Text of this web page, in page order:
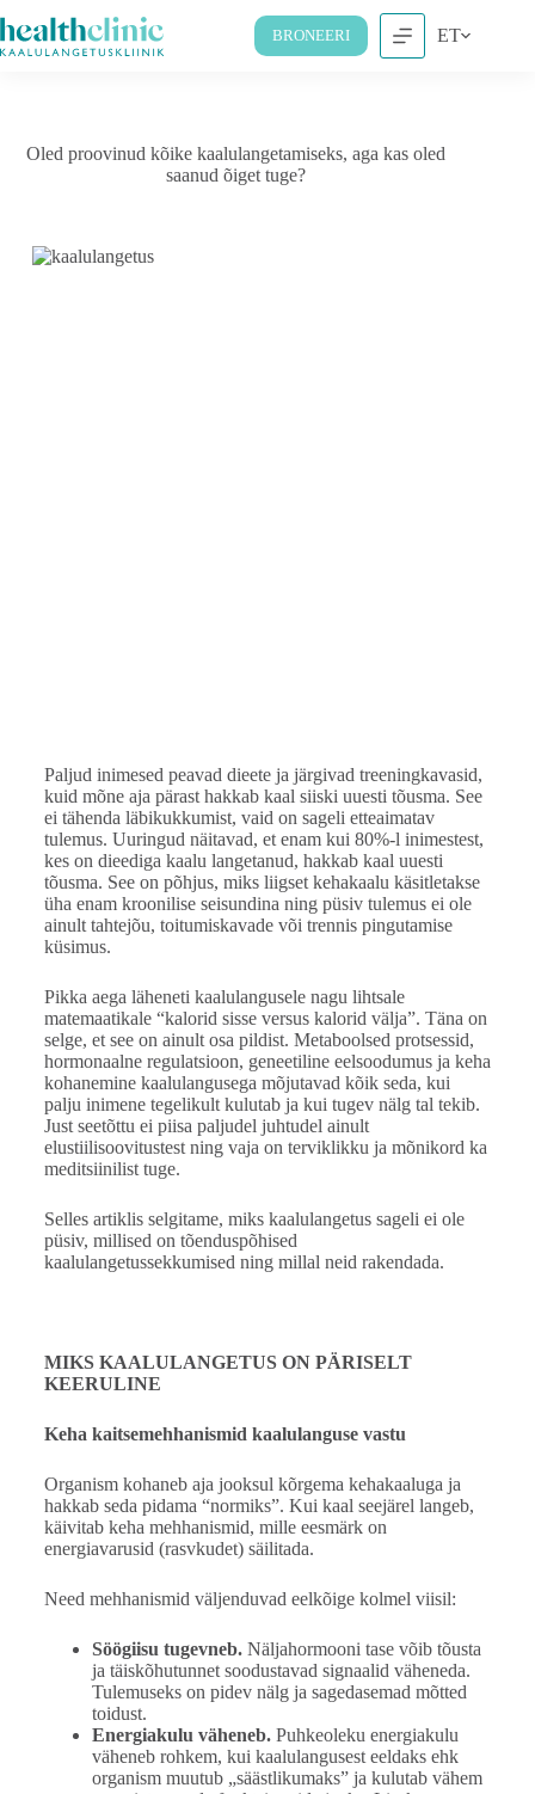
BRONEERI ET
Oled proovinud kõike kaalulangetamiseks, aga kas oled
saanud õiget tuge?
Paljud inimesed peavad dieete ja järgivad treeningkavasid,
kuid mõne aja pärast hakkab kaal siiski uuesti tõusma. See
ei tähenda läbikukkumist, vaid on sageli etteaimatav
tulemus. Uuringud näitavad, et enam kui 80%-l inimestest,
kes on dieediga kaalu langetanud, hakkab kaal uuesti
tõusma. See on põhjus, miks liigset kehakaalu käsitletakse
üha enam kroonilise seisundina ning püsiv tulemus ei ole
ainult tahtejõu, toitumiskavade või trennis pingutamise
küsimus.
Pikka aega läheneti kaalulangusele nagu lihtsale
matemaatikale “kalorid sisse versus kalorid välja”. Täna on
selge, et see on ainult osa pildist. Metaboolsed protsessid,
hormonaalne regulatsioon, geneetiline eelsoodumus ja keha
kohanemine kaalulangusega mõjutavad kõik seda, kui
palju inimene tegelikult kulutab ja kui tugev nälg tal tekib.
Just seetõttu ei piisa paljudel juhtudel ainult
elustiilisoovitustest ning vaja on terviklikku ja mõnikord ka
meditsiinilist tuge.
Selles artiklis selgitame, miks kaalulangetus sageli ei ole
püsiv, millised on tõenduspõhised
kaalulangetussekkumised ning millal neid rakendada.
MIKS KAALULANGETUS ON PÄRISELT
KEERULINE
Keha kaitsemehhanismid kaalulanguse vastu
Organism kohaneb aja jooksul kõrgema kehakaaluga ja
hakkab seda pidama “normiks”. Kui kaal seejärel langeb,
käivitab keha mehhanismid, mille eesmärk on
energiavarusid (rasvkudet) säilitada.
Need mehhanismid väljenduvad eelkõige kolmel viisil:
Söögiisu tugevneb.Näljahormooni tase võib tõusta
ja täiskõhutunnet soodustavad signaalid väheneda.
Tulemuseks on pidev nälg ja sagedasemad mõtted
toidust.
Energiakulu väheneb.Puhkeoleku energiakulu
väheneb rohkem, kui kaalulangusest eeldaks ehk
organism muutub „säästlikumaks” ja kulutab vähem